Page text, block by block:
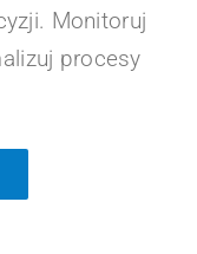
Monitoruj
procesy